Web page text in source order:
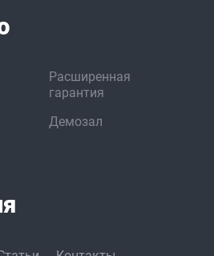
Расширенная
гарантия
Демозал